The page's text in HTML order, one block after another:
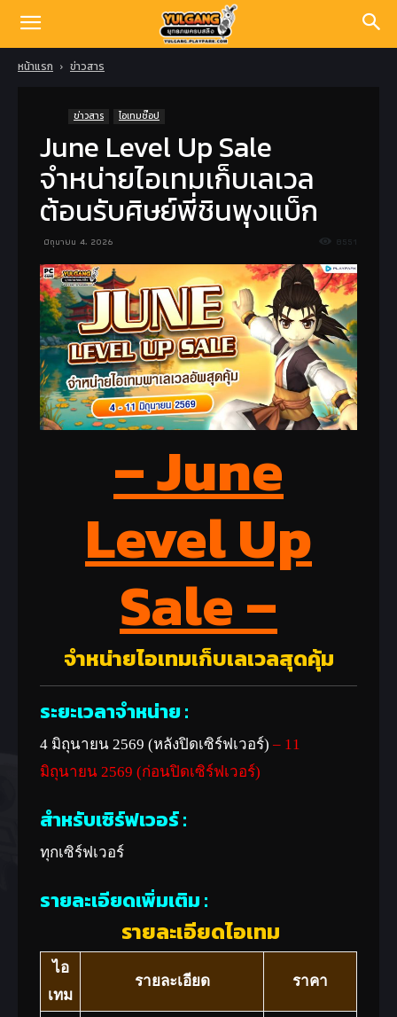
หน้าแรก ข่าวสาร
ข่าวสาร ไอเทมช๊อป
June Level Up Sale
จำหน่ายไอเทมเก็บเลเวล
ต้อนรับศิษย์พี่ชินพุงแบ็ก
มิถุนายน 4, 2026 8551
– June
Level Up
Sale –
จำหน่ายไอเทมเก็บเลเวลสุดคุ้ม
ระยะเวลาจำหน่าย :
4 มิถุนายน 2569 (หลังปิดเซิร์ฟเวอร์) – 11
มิถุนายน 2569 (ก่อนปิดเซิร์ฟเวอร์)
สำหรับเซิร์ฟเวอร์ :
ทุกเซิร์ฟเวอร์
รายละเอียดเพิ่มเติม :
รายละเอียดไอเทม
ไอ
เทม
รายละเอียด ราคา